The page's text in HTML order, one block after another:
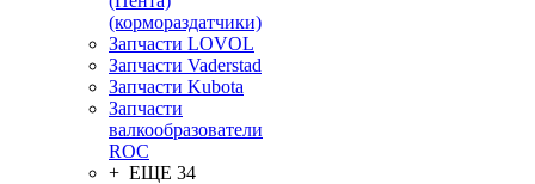
(кормораздатчики)
Запчасти LOVOL
Запчасти Vaderstad
Запчасти Kubota
Запчасти
валкообразователи
ROC
+ ЕЩЕ 34